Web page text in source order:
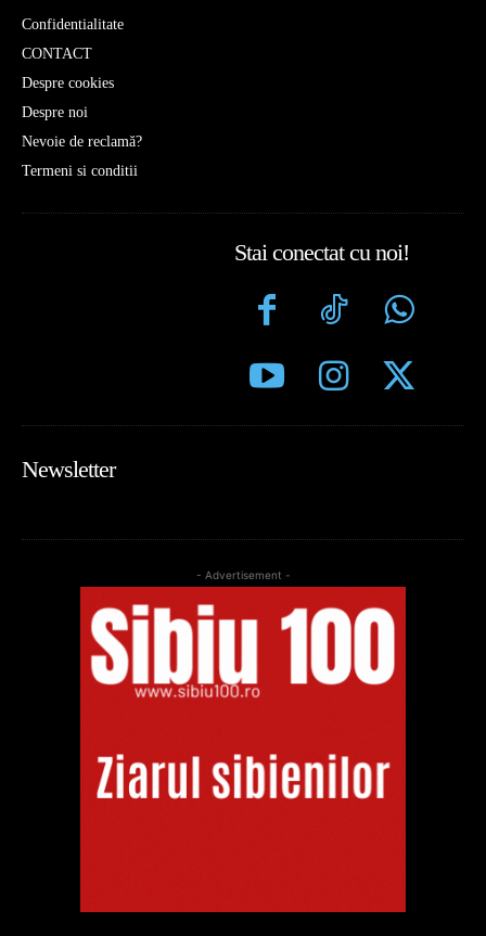
Confidentialitate
CONTACT
Despre cookies
Despre noi
Nevoie de reclamă?
Termeni si conditii
Stai conectat cu noi!
Newsletter
- Advertisement -